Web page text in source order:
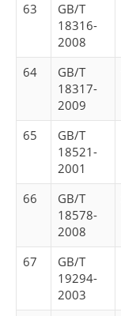
63
GB/T
18316-
2008
64
GB/T
18317-
2009
65
GB/T
18521-
2001
66
GB/T
18578-
2008
67
GB/T
19294-
2003